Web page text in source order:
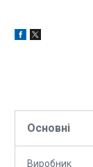
Основні
Виробник